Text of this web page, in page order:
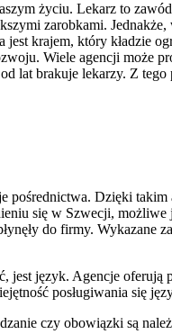
życiu. Lekarz to
zarobkami. Jednakże,
krajem, który kładzie
Wiele agencji może
lat brakuje lekarzy. Z tego
pośrednictwa. Dzięki takim
się w Szwecji, możliwe
do firmy. Wykazane
język. Agencje oferują
posługiwania się
czy obowiązki są